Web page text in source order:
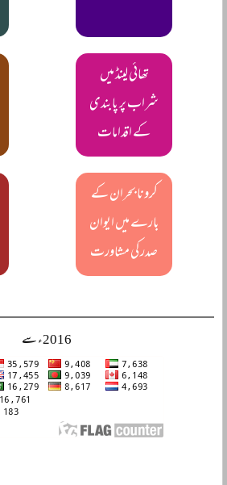
تھائی لینڈ میں
شراب پر پابندی
کے اقدامات
کرونا بحران کے
بارے میں ایوان
صدر کی مشاورت
2016ء سے